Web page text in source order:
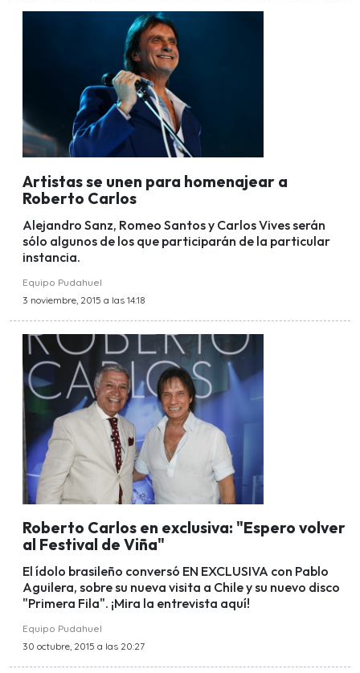
Artistas se unen para homenajear a
Roberto Carlos
Alejandro Sanz, Romeo Santos y Carlos Vives serán
sólo algunos de los que participarán de la particular
instancia.
Equipo Pudahuel
3 noviembre, 2015 a las 14:18
Roberto Carlos en exclusiva: "Espero volver
al Festival de Viña"
El ídolo brasileño conversó EN EXCLUSIVA con Pablo
Aguilera, sobre su nueva visita a Chile y su nuevo disco
"Primera Fila". ¡Mira la entrevista aquí!
Equipo Pudahuel
30 octubre, 2015 a las 20:27